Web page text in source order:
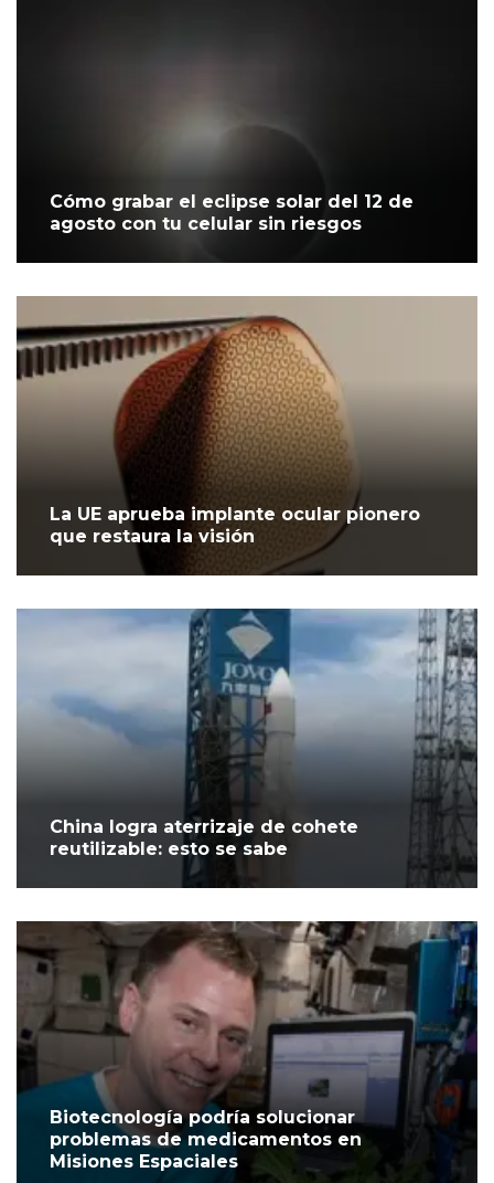
Cómo grabar el eclipse solar del 12 de
agosto con tu celular sin riesgos
La UE aprueba implante ocular pionero
que restaura la visión
China logra aterrizaje de cohete
reutilizable: esto se sabe
Biotecnología podría solucionar
problemas de medicamentos en
Misiones Espaciales